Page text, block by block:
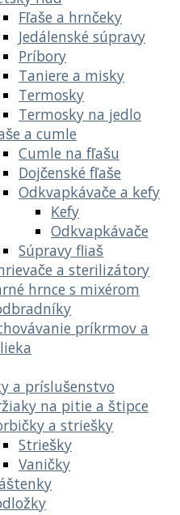
Fľaše a hrnčeky
Jedálenské súpravy
Príbory
Taniere a misky
Termosky
Termosky na jedlo
a cumle
Cumle na fľašu
Dojčenské fľaše
Odkvapkávače a kefy
Kefy
Odkvapkávače
Súpravy fliaš
a sterilizátory
hrnce s mixérom
príkrmov a
a príslušenstvo
na pitie a štipce
a striešky
Striešky
Vaničky